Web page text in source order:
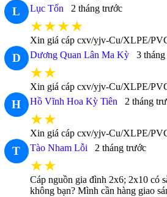
L Lục Tốn 2 tháng trước
★★★★
Xin giá cáp cxv/yjv-Cu/XLPE/
D Dương Quan Lân Ma Kỳ 3
★★
Xin giá cáp cxv/yjv-Cu/XLPE/
H Hồ Vĩnh Hoa Kỳ Tiên 2 tháng
★★
Xin giá cáp cxv/yjv-Cu/XLPE/
T Tào Nham Lỗi 2 tháng trước
★★
Cáp nguồn gia đình 2x6; 2x10 có
không bạn? Mình cần hàng giao